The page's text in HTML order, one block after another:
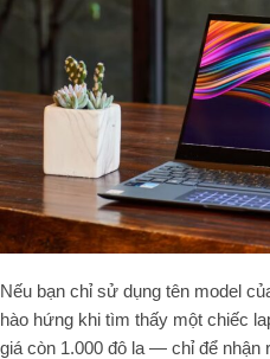
Nếu bạn chỉ sử dụng tên model
hào hứng khi tìm thấy một chiếc
giá còn 1.000 đô la — chỉ để nhận